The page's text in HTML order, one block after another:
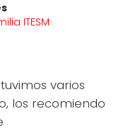
ITESM
varios
los recomiendo